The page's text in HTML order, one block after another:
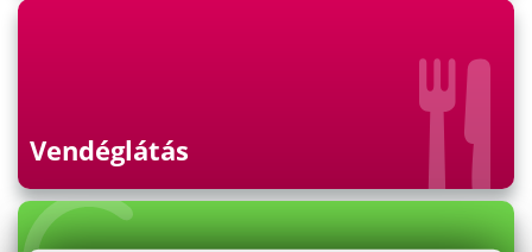
Vendéglátás